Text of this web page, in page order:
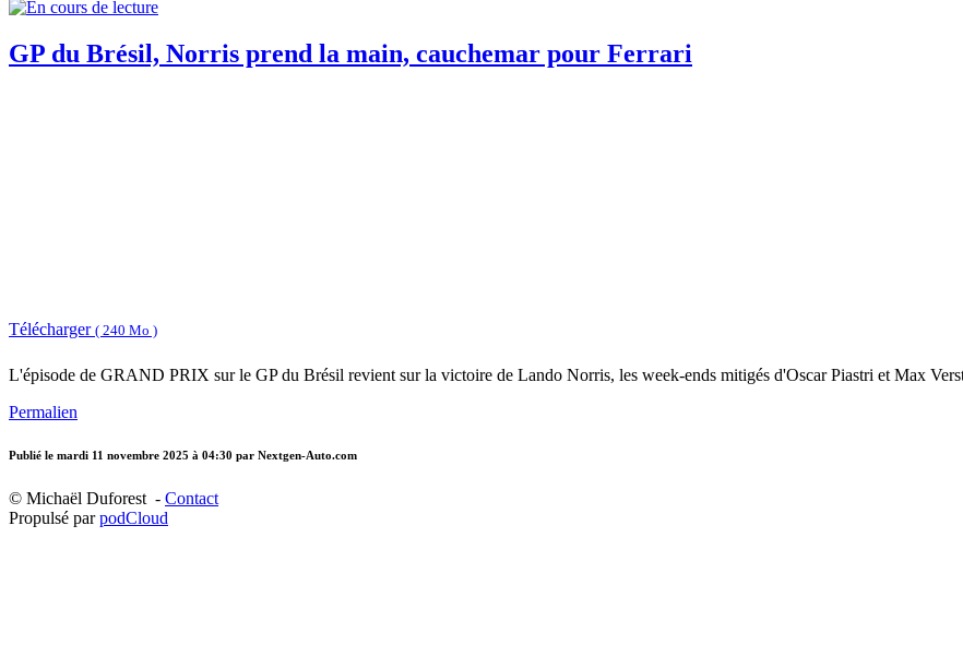
GP du Brésil, Norris prend la main, cauchemar pour Ferrari
Télécharger ( 240 Mo )
L'épisode de GRAND PRIX sur le GP du Brésil revient sur la victoire de Lando Norris, les week-ends mitigés d'Oscar Piastri et Max
Permalien
Publié le mardi 11 novembre 2025 à 04:30 par Nextgen-Auto.com
© Michaël Duforest - Contact
Propulsé parpodCloud